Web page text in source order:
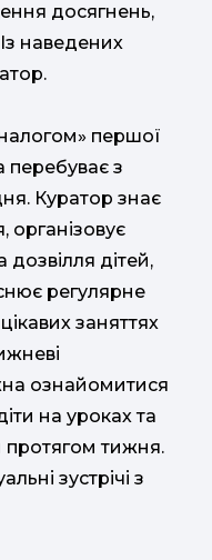
досягнень,
наведених
першої
перебуває з
Куратор знає
організовує
дітей,
регулярне
заняттях
ознайомитися
на уроках та
протягом тижня.
зустрічі з